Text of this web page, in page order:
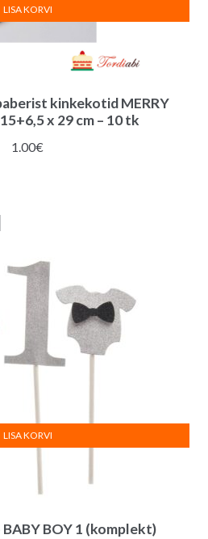
kinkekotid MERRY
x 29 cm – 10 tk
1.00€
LISA KORVI
BOY 1 (komplekt)
LISA KORVI